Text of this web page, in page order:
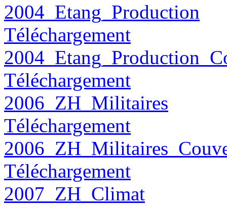
2004_Etang_Production
Téléchargement
Téléchargement
2006_ZH_Militaires
Téléchargement
Téléchargement
2007_ZH_Climat